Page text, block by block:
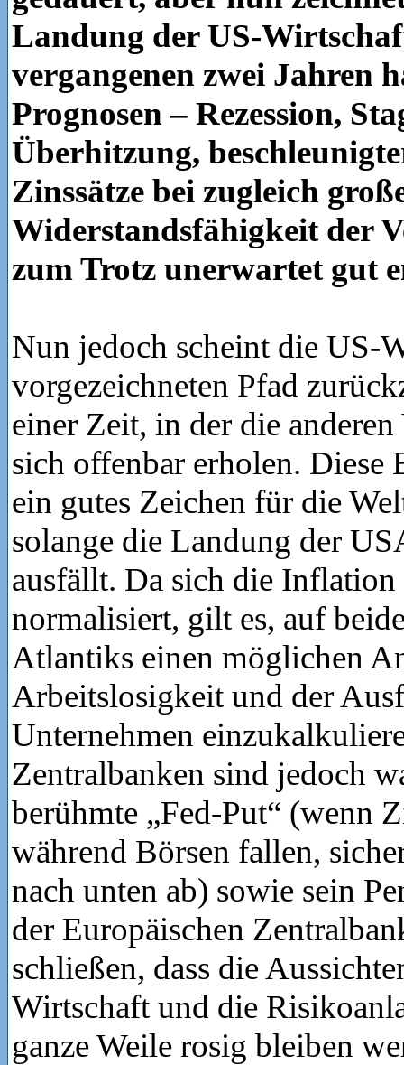
Landung der US-
vergangenen zwei Jahren
Prognosen – Rezession,
Überhitzung,
Zinssätze bei zugleich
Widerstandsfähigkeit der
zum Trotz unerwartet gut
Nun jedoch scheint die US-
vorgezeichneten Pfad
einer Zeit, in der die
sich offenbar erholen.
ein gutes Zeichen für die
solange die Landung der
ausfällt. Da sich die Inflation
normalisiert, gilt es, auf
Atlantiks einen möglichen
Arbeitslosigkeit und der
Unternehmen
Zentralbanken sind jedoch
berühmte „Fed-Put“ (wenn
während Börsen fallen,
nach unten ab) sowie sein
der Europäischen
schließen, dass die
Wirtschaft und die
ganze Weile rosig bleiben